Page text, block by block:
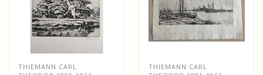
THIEMANN CARL
THIEMANN CARL